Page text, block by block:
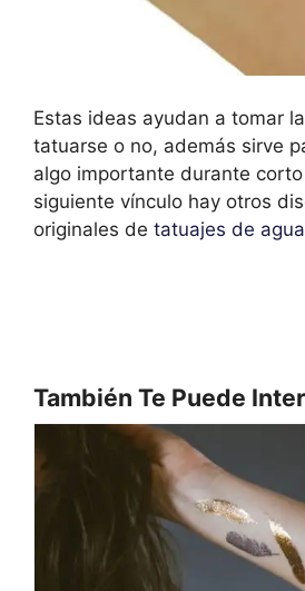
Estas ideas ayudan a tomar
tatuarse o no, además sirve
algo importante durante
siguiente vínculo hay otros
originales de tatuajes de agua
También Te Puede